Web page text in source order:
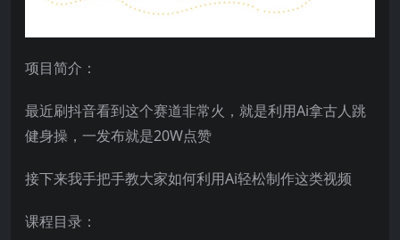
项目简介：
最近刷抖音看到这个赛道非常火，就是利用Ai拿古人跳
健身操，一发布就是20W点赞
接下来我手把手教大家如何利用Ai轻松制作这类视频
课程目录：